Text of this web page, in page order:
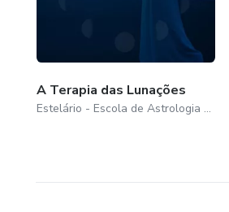
A Terapia das Lunações
Estelário - Escola de Astrologia Online